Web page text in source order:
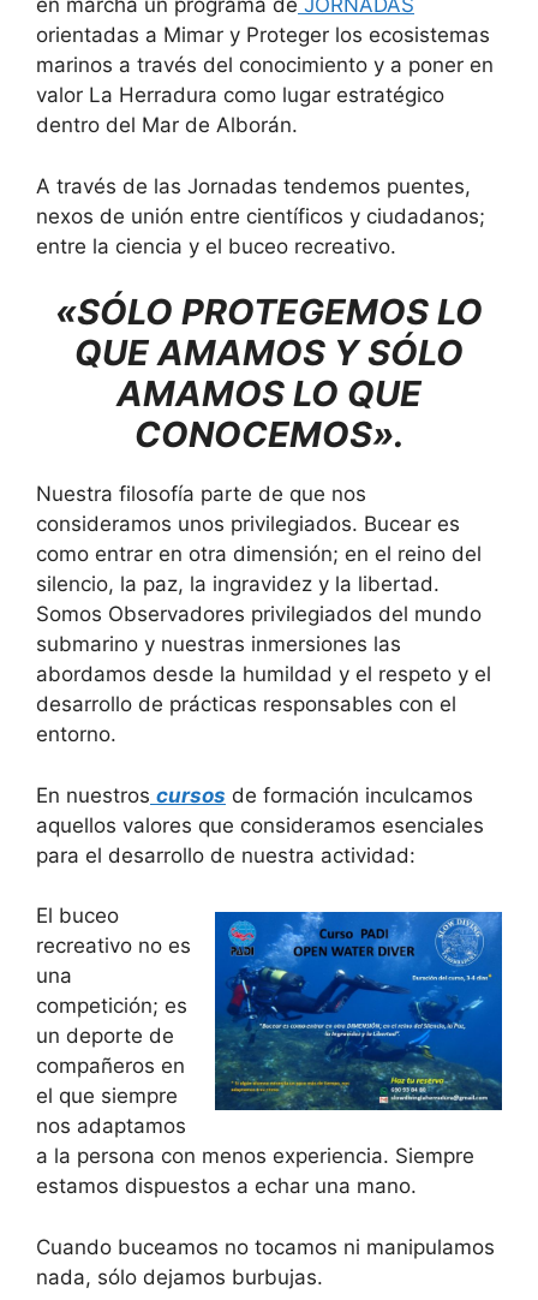
en marcha un programa de JORNADAS
orientadas a Mimar y Proteger los ecosistemas
marinos a través del conocimiento y a poner en
valor La Herradura como lugar estratégico
dentro del Mar de Alborán.
A través de las Jornadas tendemos puentes,
nexos de unión entre científicos y ciudadanos;
entre la ciencia y el buceo recreativo.
«SÓLO PROTEGEMOS LO
QUE AMAMOS Y SÓLO
AMAMOS LO QUE
CONOCEMOS».
Nuestra filosofía parte de que nos
consideramos unos privilegiados. Bucear es
como entrar en otra dimensión; en el reino del
silencio, la paz, la ingravidez y la libertad.
Somos Observadores privilegiados del mundo
submarino y nuestras inmersiones las
abordamos desde la humildad y el respeto y el
desarrollo de prácticas responsables con el
entorno.
En nuestros cursos de formación inculcamos
aquellos valores que consideramos esenciales
para el desarrollo de nuestra actividad:
El buceo
recreativo no es
una
competición; es
un deporte de
compañeros en
el que siempre
nos adaptamos
a la persona con menos experiencia. Siempre
estamos dispuestos a echar una mano.
Cuando buceamos no tocamos ni manipulamos
nada, sólo dejamos burbujas.